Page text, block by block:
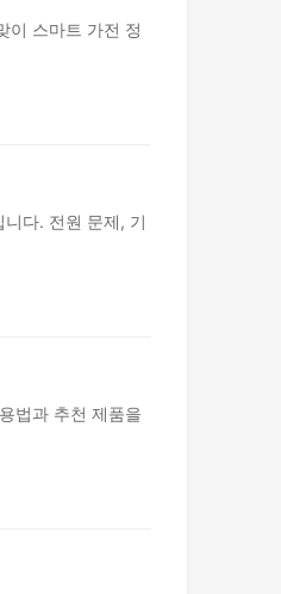
이 스마트 가전 정
다. 전원 문제, 기
법과 추천 제품을